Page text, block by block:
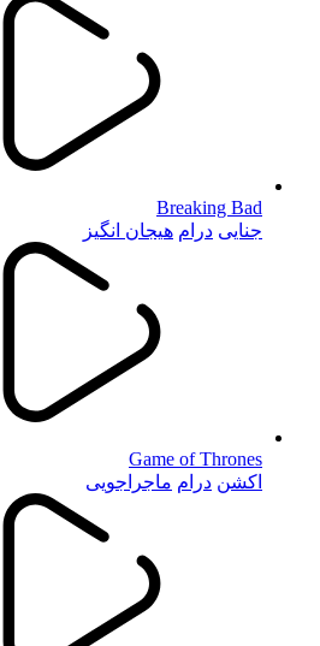
Breaking Bad
جنایی درام هیجان انگیز
Game of Thrones
اکشن درام ماجراجویی